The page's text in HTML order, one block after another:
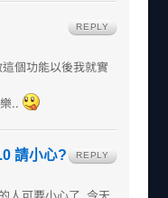
個功能以後我就實
..
REPLY
請小心? REPLY